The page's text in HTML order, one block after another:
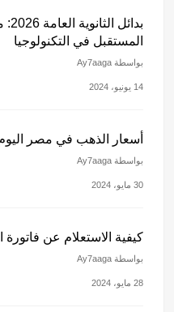
المستقبل في التكنولوجيا
بواسطة Ay7aaga
14 يونيو، 2024
أسعار الذهب في مصر اليوم الخميس
بواسطة Ay7aaga
30 مايو، 2024
كيفية الاستعلام عن فاتورة
بواسطة Ay7aaga
28 مايو، 2024